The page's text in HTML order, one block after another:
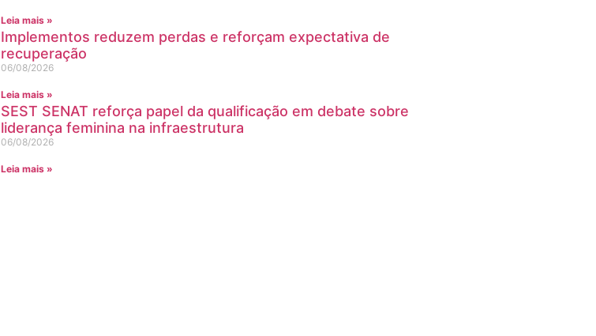
Leia mais »
Implementos reduzem perdas e reforçam expectativa de
recuperação
06/08/2026
Leia mais »
SEST SENAT reforça papel da qualificação em debate sobre
liderança feminina na infraestrutura
06/08/2026
Leia mais »